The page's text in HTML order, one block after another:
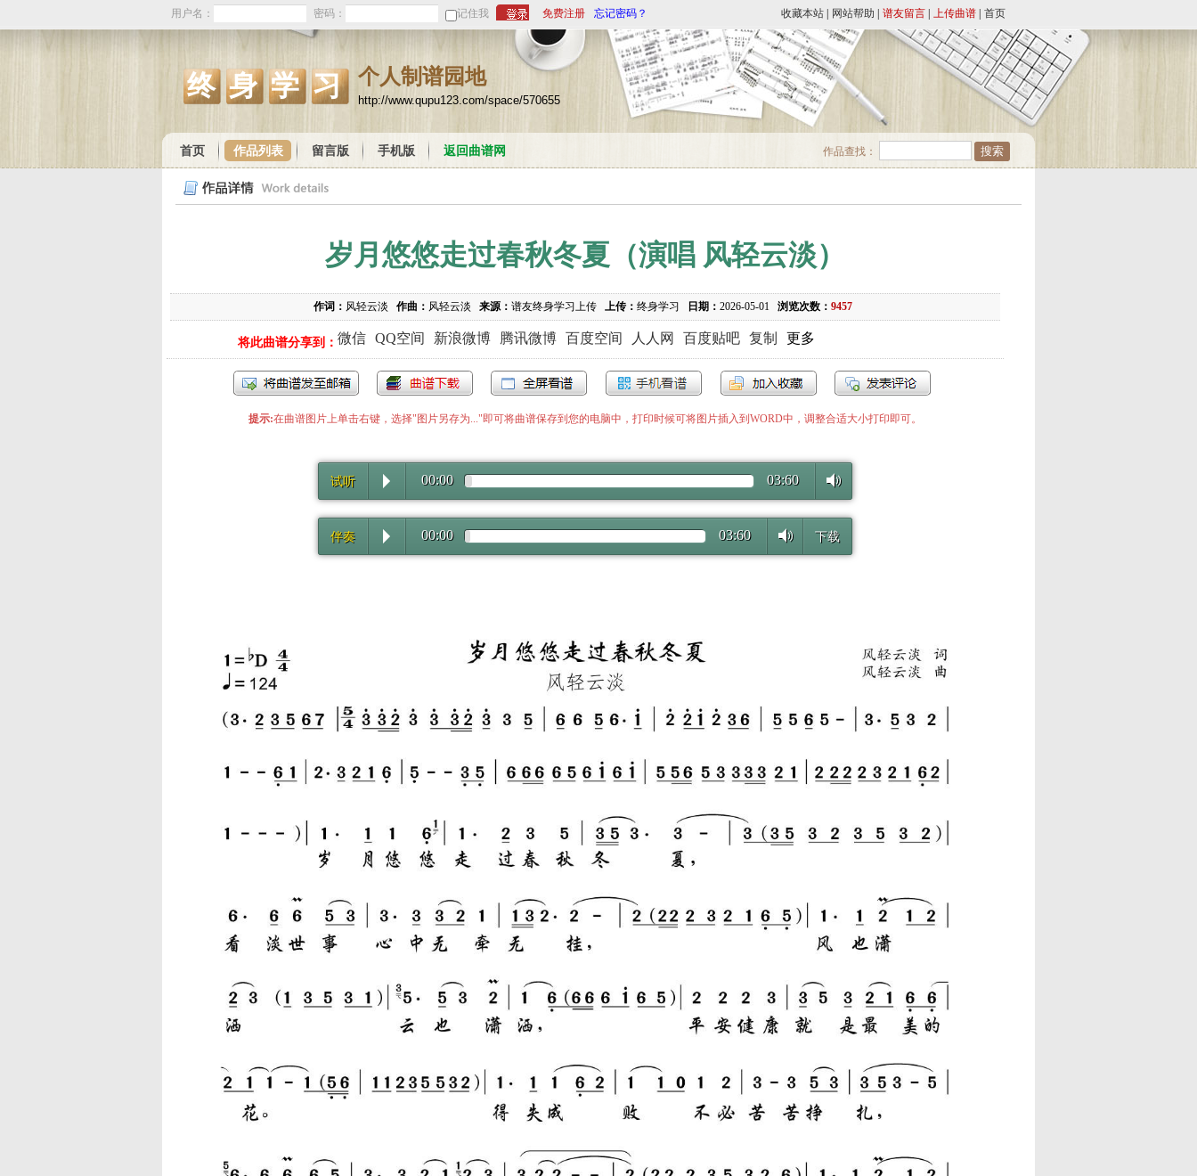
用户名： 密码： 记住我 免费注册 忘记密码？ 收藏本站 网站帮助 谱友留言 上传曲谱 首页
终身学习 个人制谱园地
http://www.qupu123.com/space/570655
作品查找：
首页 作品列表 留言版 手机版 返回曲谱网
岁月悠悠走过春秋冬夏（演唱 风轻云淡）
作词： 风轻云淡 作曲： 风轻云淡 来源： 谱友终身学习上传 上传： 终身学习 日期： 2026-05-01 浏览次数： 9457
将此曲谱分享到： 微信 QQ空间 新浪微博 腾讯微博 百度空间 人人网 百度贴吧 复制 更多
提示:在曲谱图片上单击右键，选择"图片另存为..."即可将曲谱保存到您的电脑中，打印时候可将图片插入到WORD中，调整合适大小打印即可。
试听 00:00 03:60
伴奏 00:00 03:60 下载